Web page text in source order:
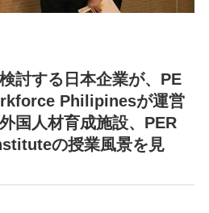
討する日本企業が、PE
Philipinesが運営
国人材育成施設、PER
の授業風景を見